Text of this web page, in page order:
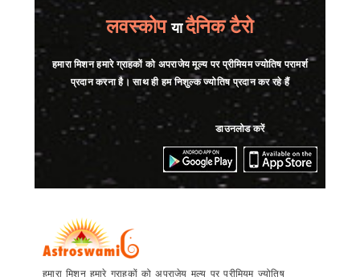
लवस्कोपयादैनिक टैरो
हमारा मिशन हमारे ग्राहकों को अपराजेय मूल्य पर प्रीमियम ज्योतिष परामर्श
प्रदान करना है। साथ ही हम निशुल्क ज्योतिष प्रदान कर रहे हैं
डाउनलोड करें
हमारा मिशन हमारे ग्राहकों को अपराजेय मूल्य पर प्रीमियम ज्योतिष